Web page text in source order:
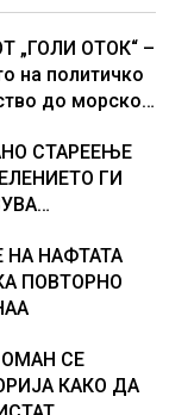
„ГОЛИ ОТОК“ –
на политичко
до морско
СТАРЕЕЊЕ
ГИ
и
раст
НА НАФТАТА
ПОВТОРНО
ОМАН СЕ
КАКО ДА